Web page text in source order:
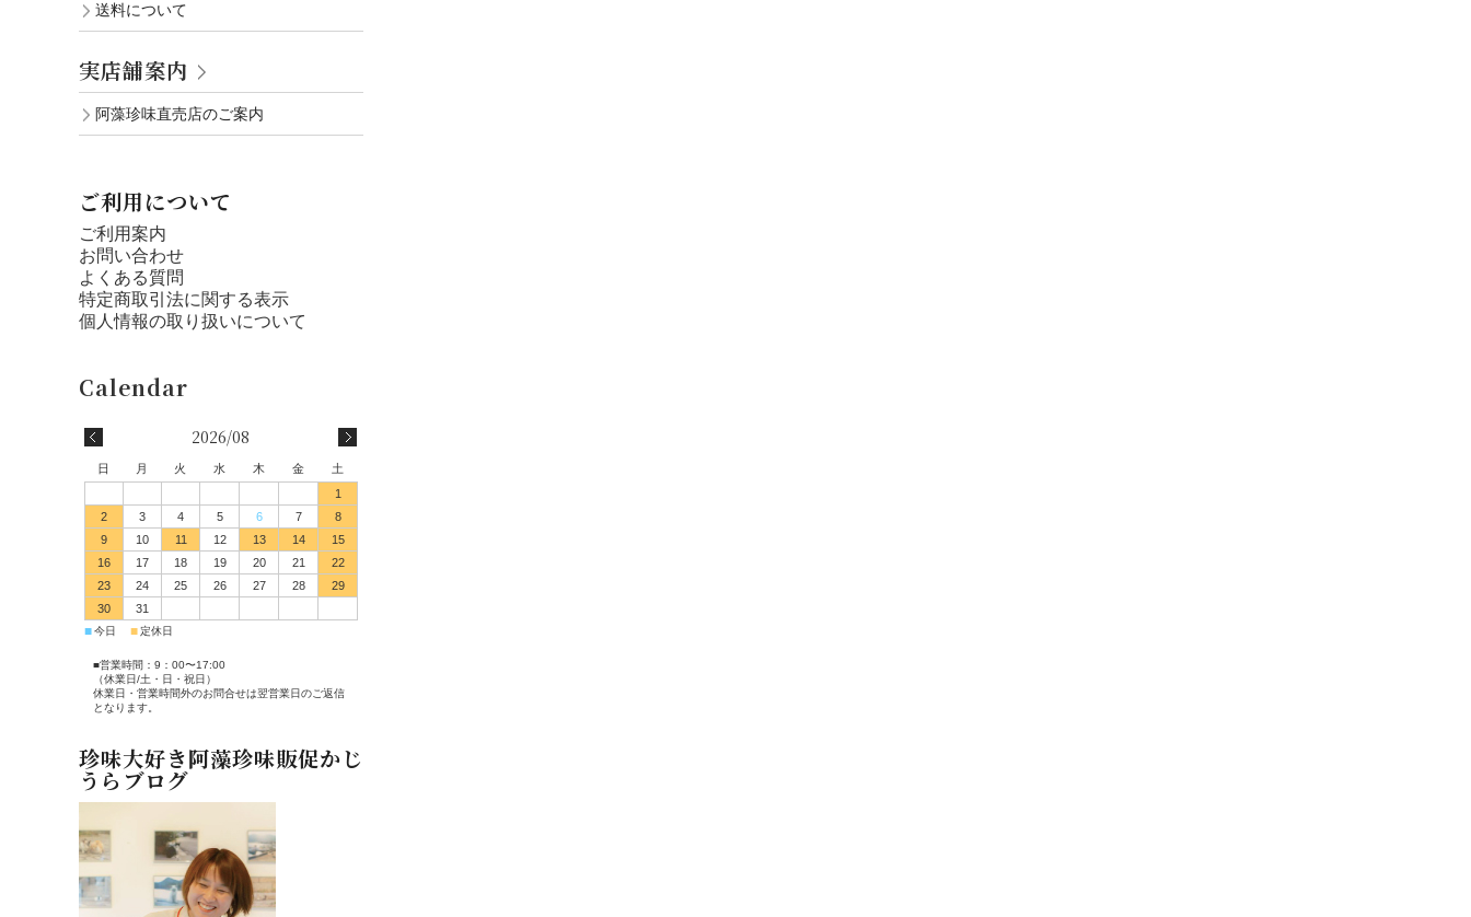
送料について
実店舗案内
阿藻珍味直売店のご案内
ご利用について
ご利用案内
お問い合わせ
よくある質問
特定商取引法に関する表示
個人情報の取り扱いについて
2026/08
日 月 火 水 木 金
土
1
2
3 4 5 6 7
8
9
10 11 12 13 14
15
16
17 18 19 20 21
22
23
24 25 26 27 28
29
30
31
■今日 ■定休日
■営業時間：9：00〜17:00
（休業日/土・日・祝日）
休業日・営業時間外のお問合せは翌営業日のご返信
となります。
珍味大好き阿藻珍味販促かじ
うらブログ